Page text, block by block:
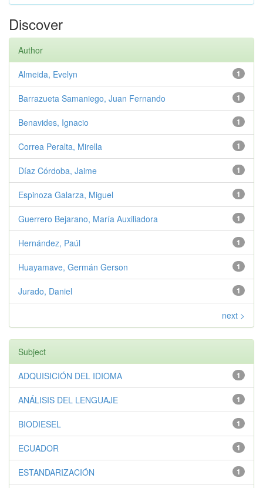
Discover
Author
1
Almeida, Evelyn
1
Barrazueta Samaniego, Juan Fernando
1
Benavides, Ignacio
1
Correa Peralta, Mirella
1
Díaz Córdoba, Jaime
1
Espinoza Galarza, Miguel
1
Guerrero Bejarano, María Auxiliadora
1
Hernández, Paúl
1
Huayamave, Germán Gerson
1
Jurado, Daniel
next >
Subject
1
ADQUISICIÓN DEL IDIOMA
1
ANÁLISIS DEL LENGUAJE
1
BIODIESEL
1
ECUADOR
1
ESTANDARIZACIÓN